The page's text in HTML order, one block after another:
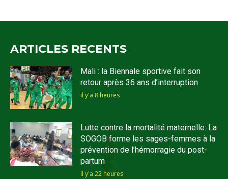
ARTICLES RECENTS
Mali : la Biennale sportive fait son
retour après 36 ans d’interruption
il y'a 8 heures
Lutte contre la mortalité maternelle: La
SOGOB forme les sages-femmes à la
prévention de l’hémorragie du post-
partum
il y'a 22 heures